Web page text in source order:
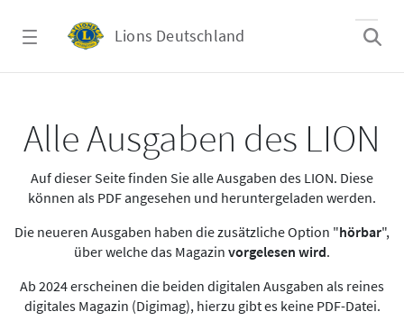
Lions Deutschland
Alle Ausgaben des LION
Auf dieser Seite finden Sie alle Ausgaben des LION. Diese
können als PDF angesehen und heruntergeladen werden.
Die neueren Ausgaben haben die zusätzliche Option "hörbar",
über welche das Magazin vorgelesen wird.
Ab 2024 erscheinen die beiden digitalen Ausgaben als reines
digitales Magazin (Digimag), hierzu gibt es keine PDF-Datei.